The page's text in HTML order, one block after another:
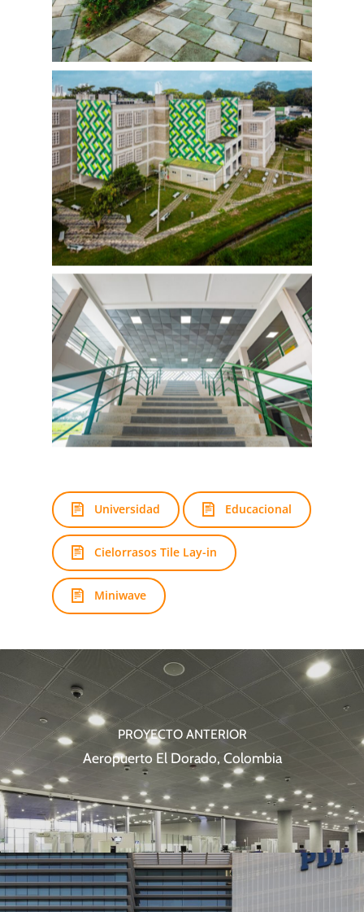
Universidad Educacional
Cielorrasos Tile Lay-in
Miniwave
PROYECTO ANTERIOR
Aeropuerto El Dorado, Colombia